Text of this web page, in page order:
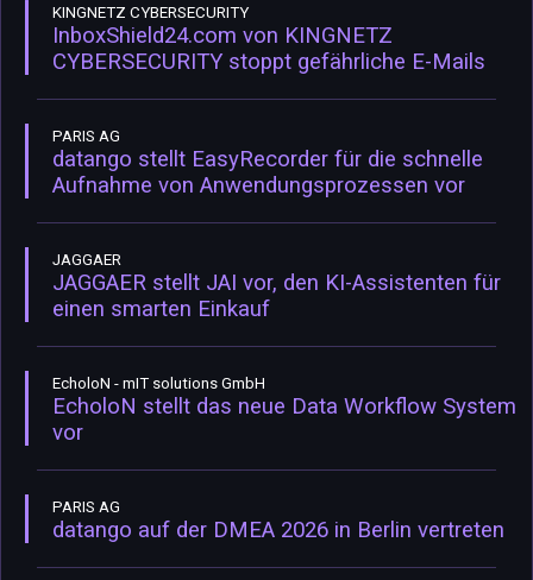
KINGNETZ CYBERSECURITY
InboxShield24.com von KINGNETZ
CYBERSECURITY stoppt gefährliche E-Mails
PARIS AG
datango stellt EasyRecorder für die schnelle
Aufnahme von Anwendungsprozessen vor
JAGGAER
JAGGAER stellt JAI vor, den KI-Assistenten für
einen smarten Einkauf
EcholoN - mIT solutions GmbH
EcholoN stellt das neue Data Workflow System
vor
PARIS AG
datango auf der DMEA 2026 in Berlin vertreten